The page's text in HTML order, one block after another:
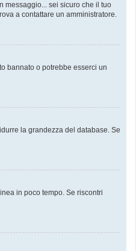
messaggio... sei sicuro che il tuo
a contattare un amministratore.
bannato o potrebbe esserci un
la grandezza del database. Se
in poco tempo. Se riscontri